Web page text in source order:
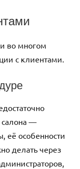
во многом
с клиентами.
салона —
её особенности
делать через